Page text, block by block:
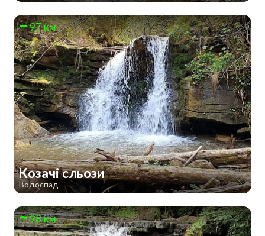
97 км
Козачі сльози
Водоспад
98 км